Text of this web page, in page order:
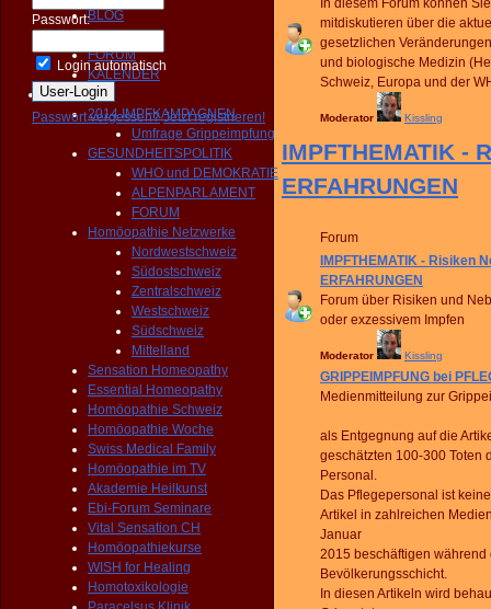
BLOG
NEWS
FORUM
KALENDER
Aktivitäten
2014 IMPFKAMPAGNEN
Umfrage Grippeimpfung
GESUNDHEITSPOLITIK
WHO und DEMOKRATIE
ALPENPARLAMENT
FORUM
Homöopathie Netzwerke
Nordwestschweiz
Südostschweiz
Zentralschweiz
Westschweiz
Südschweiz
Mittelland
Sensation Homeopathy
Essential Homeopathy
Homöopathie Schweiz
Homöopathie Woche
Swiss Medical Family
Homöopathie im TV
Akademie Heilkunst
Ebi-Forum Seminare
Vital Sensation CH
Homöopathiekurse
WISH for Healing
Homotoxikologie
Passwort:
Login automatisch
Passwort vergessen? Jetzt registrieren!
In diesem Forum können
mitdiskutieren über die
gesetzlichen
und biologische Medizin
Schweiz, Europa und der
Moderator Kissling
IMPFTHEMATIK -
ERFAHRUNGEN
Forum
IMPFTHEMATIK - Risiken
ERFAHRUNGEN
Forum über Risiken und
oder exzessivem Impfen
Moderator Kissling
GRIPPEIMPFUNG bei
Medienmitteilung zur
als Entgegnung auf die
geschätzten 100-300 Toten
Personal.
Das Pflegepersonal ist
Artikel in zahlreichen
Januar
2015 beschäftigen
Bevölkerungsschicht.
In diesen Artikeln wird